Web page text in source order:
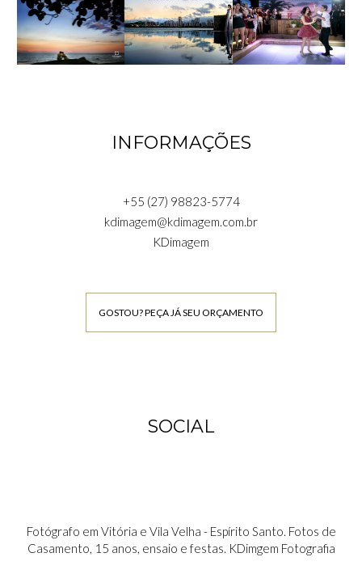
INFORMAÇÕES
+55 (27) 98823-5774
kdimagem@kdimagem.com.br
KDimagem
GOSTOU? PEÇA JÁ SEU ORÇAMENTO
SOCIAL
Fotógrafo em Vitória e Vila Velha - Espírito Santo. Fotos de
Casamento, 15 anos, ensaio e festas. KDimgem Fotografia